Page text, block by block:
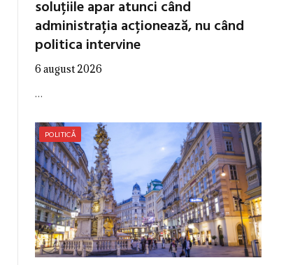
soluțiile apar atunci când
administrația acționează, nu când
politica intervine
6 august 2026
…
POLITICĂ